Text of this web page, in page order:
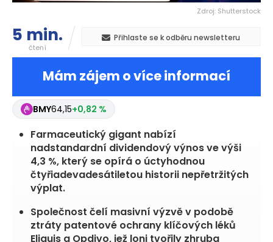
Zdroj: Shutterstock
5 min.
čtení
Přihlaste se k odběru newsletteru
Mám zájem o více informací
BMY64,15+0,82 %
Farmaceutický gigant nabízí
nadstandardní dividendový výnos ve výši
4,3 %, který se opírá o úctyhodnou
čtyřiadevadesátiletou historii nepřetržitých
výplat.
Společnost čelí masivní výzvě v podobě
ztráty patentové ochrany klíčových léků
Eliquis a Opdivo, jež loni tvořily zhruba